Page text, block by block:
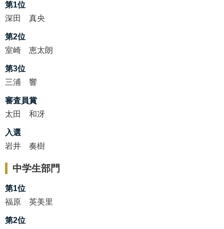
第1位
深田 真央
第2位
室崎 恵太朗
第3位
三浦 響
審査員賞
太田 和冴
入選
岩井 奏樹
中学生部門
第1位
福原 英美里
第2位